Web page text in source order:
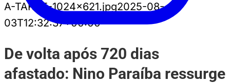
A-TARDE-1024x621.jpg2025-08-
03T12:32:37+00:00
De volta após 720 dias
afastado: Nino Paraíba ressurge